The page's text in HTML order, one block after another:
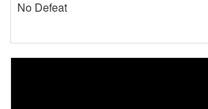
No Defeat